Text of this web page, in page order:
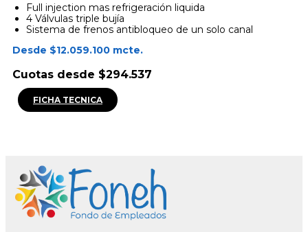
Full injection mas refrigeración liquida
4 Válvulas triple bujía
Sistema de frenos antibloqueo de un solo canal
Desde $12.059.100 mcte.
Cuotas desde $294.537
FICHA TECNICA